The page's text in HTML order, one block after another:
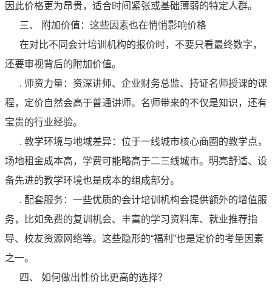
因此价格更为昂贵，适合时间紧张或基础薄弱的特定人群。
三、 附加价值：这些因素也在悄悄影响价格
在对比不同会计培训机构的报价时，不要只看最终数字，
还要审视背后的附加价值。
. 师资力量：资深讲师、企业财务总监、持证名师授课的课
程，定价自然会高于普通讲师。名师带来的不仅是知识，还有
宝贵的行业经验。
. 教学环境与地域差异：位于一线城市核心商圈的教学点，
场地租金成本高，学费可能略高于二三线城市。明亮舒适、设
备先进的教学环境也是成本的组成部分。
. 配套服务：一些优质的会计培训机构会提供额外的增值服
务，比如免费的复训机会、丰富的学习资料库、就业推荐指
导、校友资源网络等。这些隐形的“福利”也是定价的考量因素
之一。
四、 如何做出性价比更高的选择？